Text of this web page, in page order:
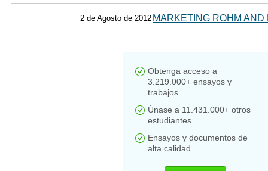
2 de Agosto de 2012 MARKETING ROHM AND
Obtenga acceso a
3.219.000+ ensayos y
trabajos
Únase a 11.431.000+ otros
estudiantes
Ensayos y documentos de
alta calidad